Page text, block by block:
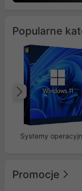
Popularne
Systemy
Promocje